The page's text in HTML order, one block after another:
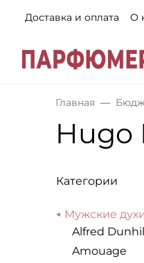
Доставка и оплата О
Главная
Hugo
Категории
Мужские
Alfred
Amouage